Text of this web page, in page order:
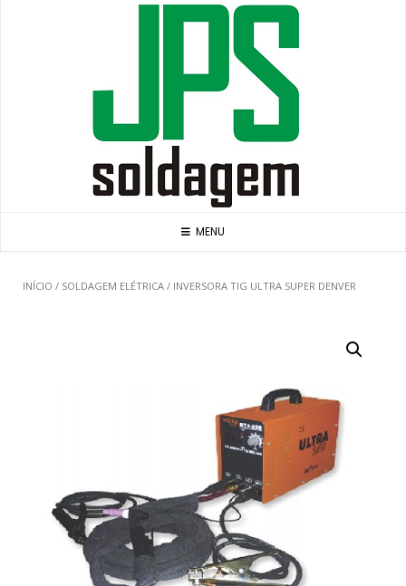
MENU
INÍCIO / SOLDAGEM ELÉTRICA / INVERSORA TIG ULTRA SUPER DENVER